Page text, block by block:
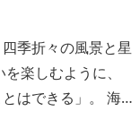
季折々の風景と星
楽しむように、
はできる」。 海と
貸別荘【窮楽通